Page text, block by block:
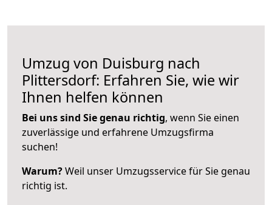
Umzug von Duisburg nach
Plittersdorf: Erfahren Sie, wie wir
Ihnen helfen können
Bei uns sind Sie genau richtig, wenn Sie einen
zuverlässige und erfahrene Umzugsfirma
suchen!
Warum?Weil unser Umzugsservice für Sie genau
richtig ist.